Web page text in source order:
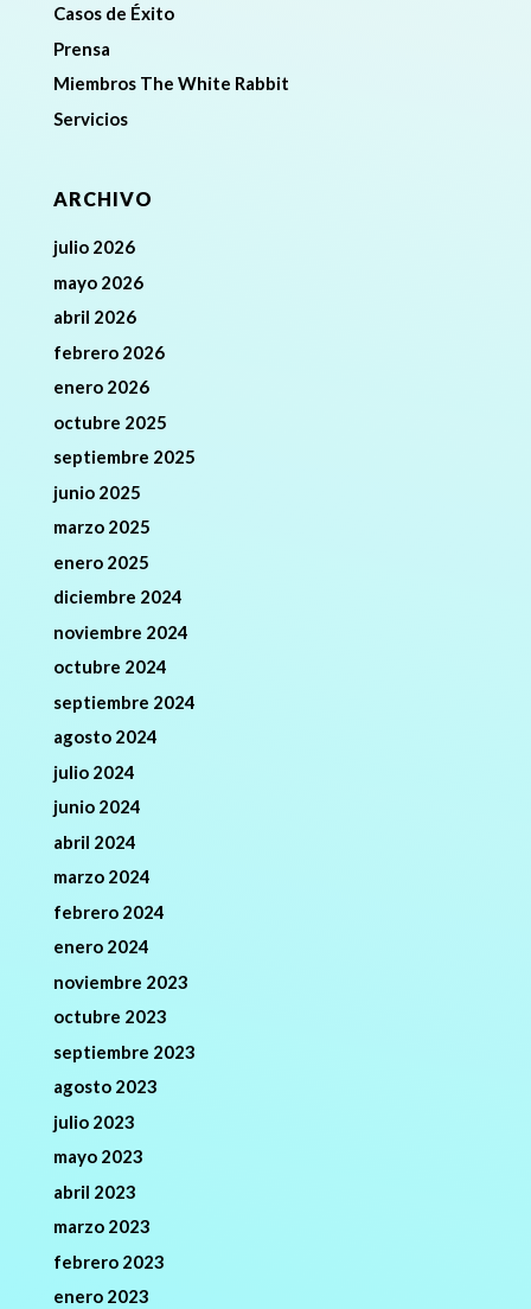
Casos de Éxito
Prensa
Miembros The White Rabbit
Servicios
ARCHIVO
julio 2026
mayo 2026
abril 2026
febrero 2026
enero 2026
octubre 2025
septiembre 2025
junio 2025
marzo 2025
enero 2025
diciembre 2024
noviembre 2024
octubre 2024
septiembre 2024
agosto 2024
julio 2024
junio 2024
abril 2024
marzo 2024
febrero 2024
enero 2024
noviembre 2023
octubre 2023
septiembre 2023
agosto 2023
julio 2023
mayo 2023
abril 2023
marzo 2023
febrero 2023
enero 2023